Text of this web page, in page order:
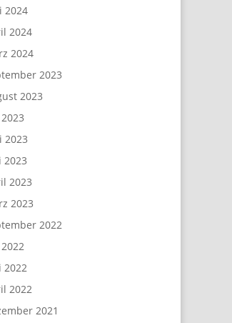
2024
2024
2024
2023
2023
2023
2023
2023
2023
2022
2022
2022
2021